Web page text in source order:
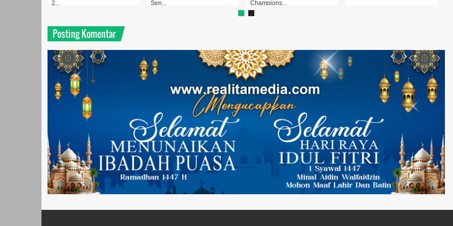
Champions...
Posting Komentar